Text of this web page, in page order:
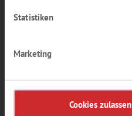
Statistiken
Marketing
Cookies zulassen